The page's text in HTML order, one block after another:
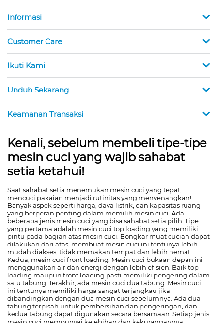
Informasi
Customer Care
Ikuti Kami
Unduh Sekarang
Keamanan Transaksi
Kenali, sebelum membeli tipe-tipe
mesin cuci yang wajib sahabat
setia ketahui!
Saat sahabat setia menemukan mesin cuci yang tepat,
mencuci pakaian menjadi rutinitas yang menyenangkan!
Banyak aspek seperti harga, daya listrik, dan kapasitas ruang
yang berperan penting dalam memilih mesin cuci. Ada
beberapa jenis mesin cuci yang bisa sahabat setia pilih. Tipe
yang pertama adalah mesin cuci top loading yang memiliki
pintu pada bagian atas mesin cuci. Bongkar muat cucian dapat
dilakukan dari atas, membuat mesin cuci ini tentunya lebih
mudah diakses, tidak memakan tempat dan lebih hemat.
Kedua, mesin cuci front loading. Mesin cuci bukaan depan ini
menggunakan air dan energi dengan lebih efisien. Baik top
loading maupun front loading pasti memiliki pengering dalam
satu tabung. Terakhir, ada mesin cuci dua tabung. Mesin cuci
ini tentunya memiliki harga sangat terjangkau jika
dibandingkan dengan dua mesin cuci sebelumnya. Ada dua
tabung terpisah untuk pembersihan dan pengeringan, dan
kedua tabung dapat digunakan secara bersamaan. Setiap jenis